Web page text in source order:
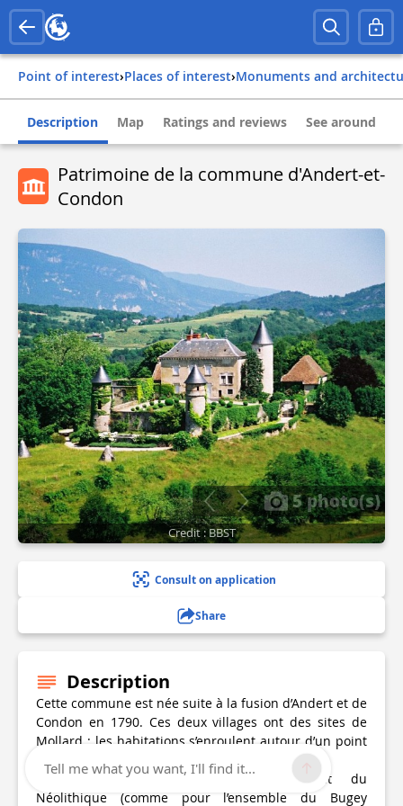
Point of interest› Places of interest› Monuments and
Description Map Ratings and reviews See around
Patrimoine de la commune d'Andert-et-
Condon
5 photo(s)
Credit : BBST
Consult on application
Share
Description
Cette commune est née suite à la fusion d’Andert et de
Condon en 1790. Ces deux villages ont des sites de
Mollard : les habitations s’enroulent autour d’un point
culminant.
L’occupation humaine date probablement du
Néolithique (comme pour l’ensemble du Bugey
Tell me what you want, I'll find it...